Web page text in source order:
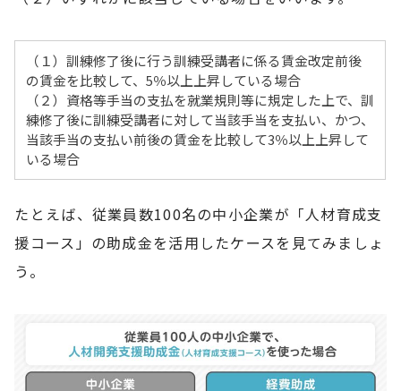
（１）訓練修了後に行う訓練受講者に係る賃金改定前後
の賃金を比較して、5％以上上昇している場合
（２）資格等手当の支払を就業規則等に規定した上で、訓
練修了後に訓練受講者に対して当該手当を支払い、かつ、
当該手当の支払い前後の賃金を比較して3％以上上昇して
いる場合
たとえば、従業員数100名の中小企業が「人材育成支
援コース」の助成金を活用したケースを見てみましょ
う。